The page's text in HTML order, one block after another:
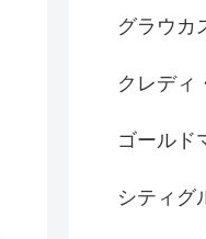
グラウカ
クレディ
ゴールド
シティグ